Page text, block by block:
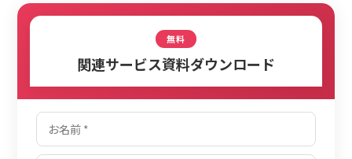
無料
関連サービス資料ダウンロード